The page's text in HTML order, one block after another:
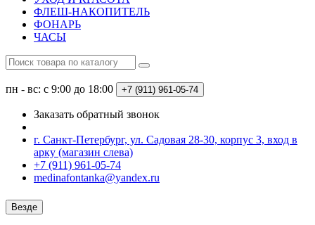
ФЛЕШ-НАКОПИТЕЛЬ
ФОНАРЬ
ЧАСЫ
пн - вс: с 9:00 до 18:00 +7 (911) 961-05-74
Заказать обратный звонок
г. Санкт-Петербург, ул. Садовая 28-30, корпус 3, вход в
арку (магазин слева)
+7 (911) 961-05-74
medinafontanka@yandex.ru
Везде